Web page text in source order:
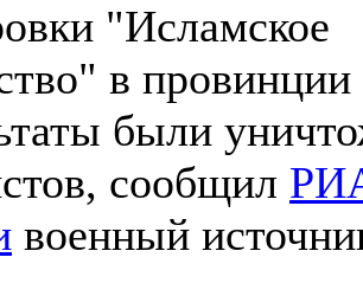
"Исламское
в
были
сообщил
военный